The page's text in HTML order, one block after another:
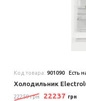
Код товара:901090 Есть
Холодильник
22259 грн 22237 грн